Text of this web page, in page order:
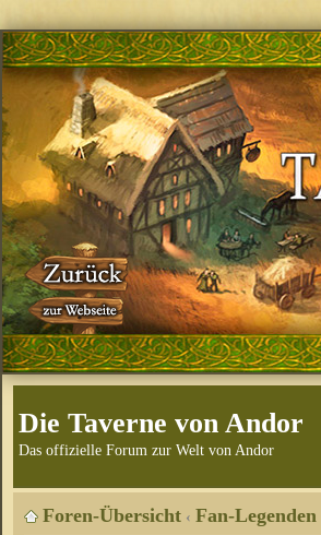
Die Taverne von Andor
Das offizielle Forum zur Welt von Andor
Foren-Übersicht ‹ Fan-Legenden